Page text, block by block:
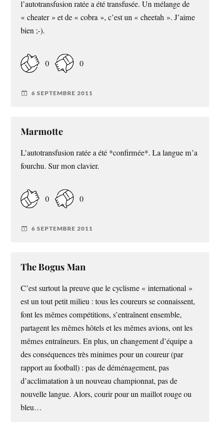
l’autotransfusion ratée a été transfusée. Un mélange de
« cheater » et de « cobra », c’est un « cheetah ». J’aime
bien ;-).
0 0
6 SEPTEMBRE 2011
Marmotte
L’autotransfusion ratée a été *confirmée*. La langue m’a
fourchu. Sur mon clavier.
0 0
6 SEPTEMBRE 2011
The Bogus Man
C’est surtout la preuve que le cyclisme « international »
est un tout petit milieu : tous les coureurs se connaissent,
font les mêmes compétitions, s’entraînent ensemble,
partagent les mêmes hôtels et les mêmes avions, ont les
mêmes entraîneurs. En plus, un changement d’équipe a
des conséquences très minimes pour un coureur (par
rapport au football) : pas de déménagement, pas
d’acclimatation à un nouveau championnat, pas de
nouvelle langue. Alors, courir pour un maillot rouge ou
bleu…